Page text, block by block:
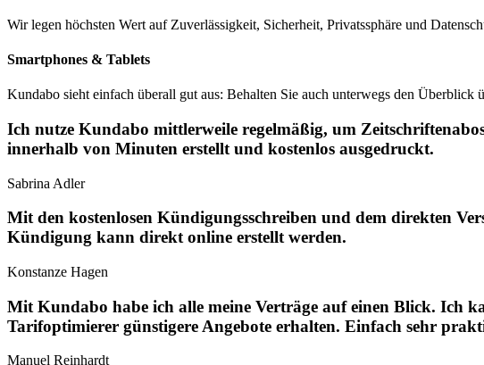
Wir legen höchsten Wert auf Zuverlässigkeit, Sicherheit, Privatssphäre und
Smartphones & Tablets
Kundabo sieht einfach überall gut aus: Behalten Sie auch unterwegs den
Ich nutze Kundabo mittlerweile regelmäßig, um
innerhalb von Minuten erstellt und kostenlos ausgedruckt.
Sabrina Adler
Mit den kostenlosen Kündigungsschreiben und dem direkten
Kündigung kann direkt online erstellt werden.
Konstanze Hagen
Mit Kundabo habe ich alle meine Verträge auf einen Blick. Ich
Tarifoptimierer günstigere Angebote erhalten. Einfach sehr
Manuel Reinhardt